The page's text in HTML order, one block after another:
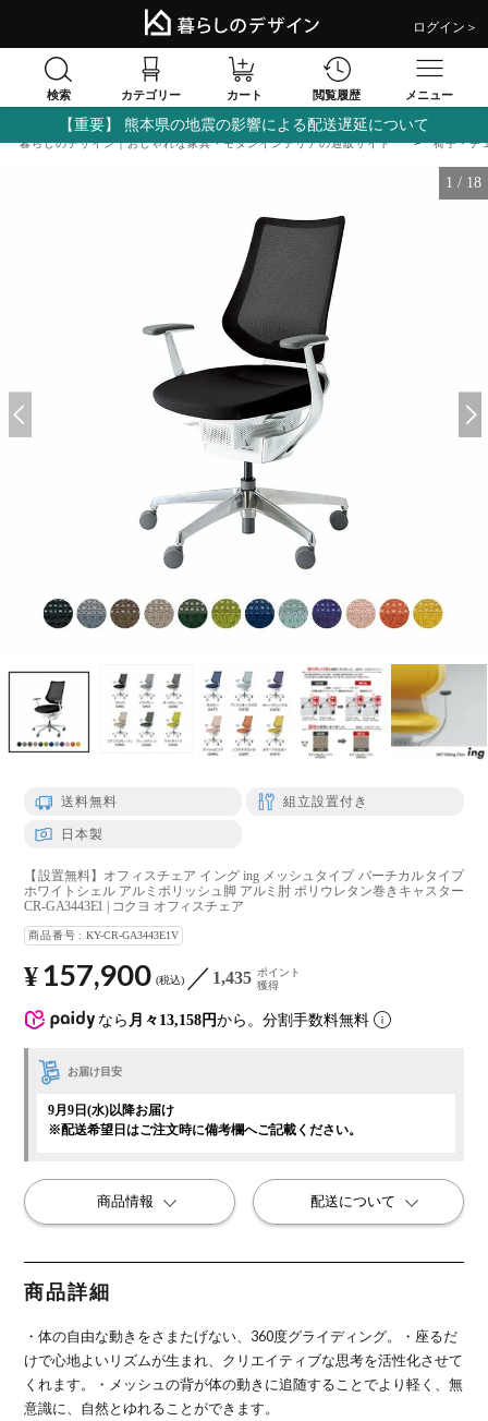
ログイン＞
検索 カテゴリー カート 閲覧履歴 メニュー
【重要】 熊本県の地震の影響による配送遅延について
暮らしのデザイン｜おしゃれな家具・モダンインテリアの通販サイト 椅子・チ
1 / 18
商品詳細
・体の自由な動きをさまたげない、360度グライディング。
・座るだ
けで心地よいリズムが生まれ、クリエイティブな思考を活性化させて
くれます。
・メッシュの背が体の動きに追随することでより軽く、無
意識に、自然とゆれることができます。
送料無料 組立設置付き
日本製
【設置無料】オフィスチェア イング ing メッシュタイプ バーチカルタイプ
ホワイトシェル アルミポリッシュ脚 アルミ肘 ポリウレタン巻きキャスター
CR-GA3443E1 | コクヨ オフィスチェア
商品番号 KY-CR-GA3443E1V
なら 月々13,158円から。分割手数料無料
¥ 157,900 税込 1,435 ポイント
獲得
お届け目安
9月9日(水)以降お届け
※配送希望日はご注文時に備考欄へご記載ください。
商品情報 配送について